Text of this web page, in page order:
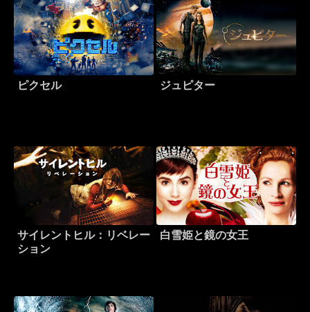
ピクセル ジュピター
サイレントヒル：リベレー
ション
白雪姫と鏡の女王